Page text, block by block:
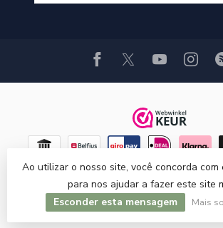
© Copyright 2026 Hi-Stands
Ao utilizar o nosso site, você concorda com
para nos ajudar a fazer este site
Esconder esta mensagem
Mais